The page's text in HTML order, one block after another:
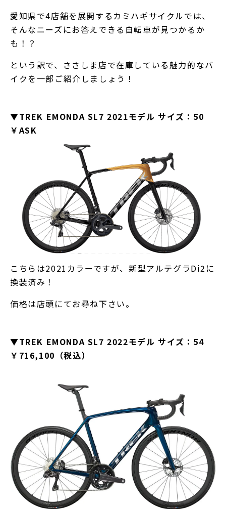
愛知県で4店舗を展開するカミハギサイクルでは、
そんなニーズにお答えできる自転車が見つかるか
も！？
という訳で、ささしま店で在庫している魅力的なバ
イクを一部ご紹介しましょう！
▼TREK EMONDA SL7 2021モデル サイズ：50
￥ASK
こちらは2021カラーですが、新型アルテグラDi2に
換装済み！
価格は店頭にてお尋ね下さい。
▼TREK EMONDA SL7 2022モデル サイズ：54
￥716,100（税込）